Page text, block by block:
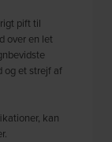
pift til
over en let
og et strejf af
kan